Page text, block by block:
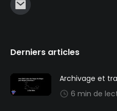
Derniers articles
Archivage et
6 min de